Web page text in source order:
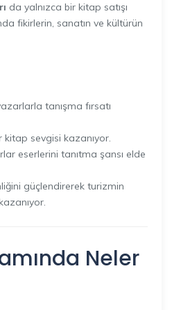
da yalnızca bir kitap satışı
fikirlerin, sanatın ve kültürün
tanışma fırsatı
kitap sevgisi kazanıyor.
eserlerini tanıtma şansı elde
güçlendirerek turizmin
Neler